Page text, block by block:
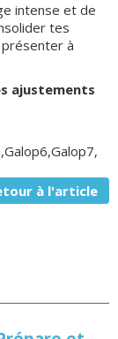
intense et de
tes
à
ajustements
à l'article